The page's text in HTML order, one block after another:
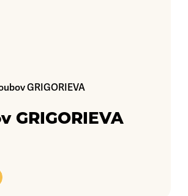
GRIGORIEVA
GRIGORIEVA